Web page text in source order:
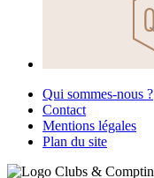
Qui sommes-nous ?
Contact
Mentions légales
Plan du site